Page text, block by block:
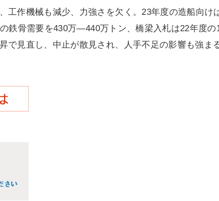
工作機械も減少、力強さを欠く。23年度の造船向け
鉄骨需要を430万―440万トン、橋梁入札は22年度の
で見直し、中止が散見され、人手不足の影響も強まる